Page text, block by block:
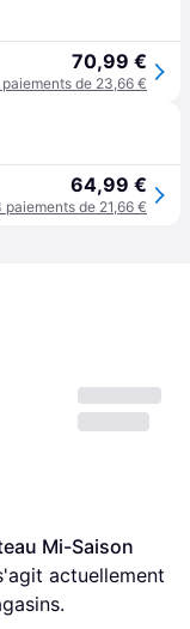
70,99 €
de 23,66 €
64,99 €
paiements de 21,66 €
Mi-Saison
actuellement